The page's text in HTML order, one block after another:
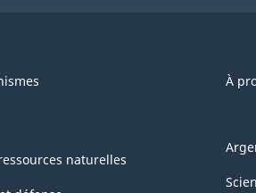
À
naturelles